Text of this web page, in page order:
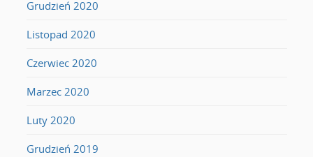
Grudzień 2020
Listopad 2020
Czerwiec 2020
Marzec 2020
Luty 2020
Grudzień 2019